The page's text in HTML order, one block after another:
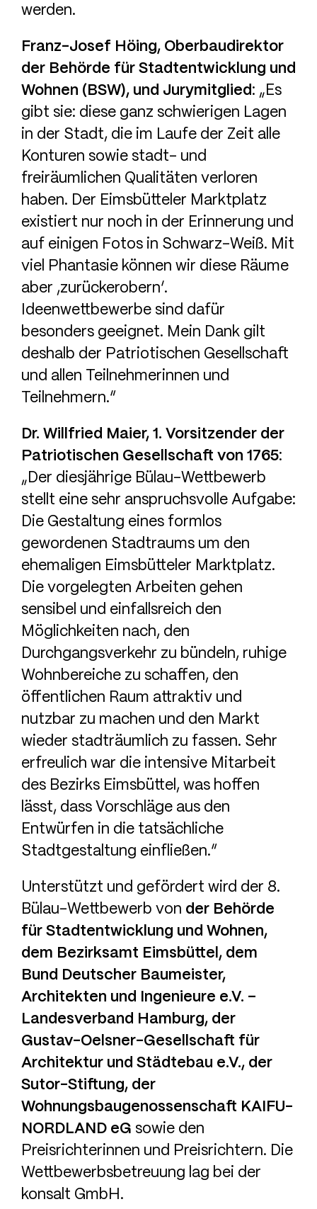
werden.
Franz-Josef Höing, Oberbaudirektor
der Behörde für Stadtentwicklung und
Wohnen (BSW), und Jurymitglied : „Es
gibt sie: diese ganz schwierigen Lagen
in der Stadt, die im Laufe der Zeit alle
Konturen sowie stadt- und
freiräumlichen Qualitäten verloren
haben. Der Eimsbütteler Marktplatz
existiert nur noch in der Erinnerung und
auf einigen Fotos in Schwarz-Weiß. Mit
viel Phantasie können wir diese Räume
aber ‚zurückerobern‘.
Ideenwettbewerbe sind dafür
besonders geeignet. Mein Dank gilt
deshalb der Patriotischen Gesellschaft
und allen Teilnehmerinnen und
Teilnehmern.“
Dr. Willfried Maier, 1. Vorsitzender der
Patriotischen Gesellschaft von 1765:
„Der diesjährige Bülau-Wettbewerb
stellt eine sehr anspruchsvolle Aufgabe:
Die Gestaltung eines formlos
gewordenen Stadtraums um den
ehemaligen Eimsbütteler Marktplatz.
Die vorgelegten Arbeiten gehen
sensibel und einfallsreich den
Möglichkeiten nach, den
Durchgangsverkehr zu bündeln, ruhige
Wohnbereiche zu schaffen, den
öffentlichen Raum attraktiv und
nutzbar zu machen und den Markt
wieder stadträumlich zu fassen. Sehr
erfreulich war die intensive Mitarbeit
des Bezirks Eimsbüttel, was hoffen
lässt, dass Vorschläge aus den
Entwürfen in die tatsächliche
Stadtgestaltung einfließen.“
Unterstützt und gefördert wird der 8.
Bülau-Wettbewerb von der Behörde
für Stadtentwicklung und Wohnen,
dem Bezirksamt Eimsbüttel, dem
Bund Deutscher Baumeister,
Architekten und Ingenieure e.V. –
Landesverband Hamburg, der
Gustav-Oelsner-Gesellschaft für
Architektur und Städtebau e.V., der
Sutor-Stiftung, der
Wohnungsbaugenossenschaft KAIFU-
NORDLAND eG sowie den
Preisrichterinnen und Preisrichtern. Die
Wettbewerbsbetreuung lag bei der
konsalt GmbH.